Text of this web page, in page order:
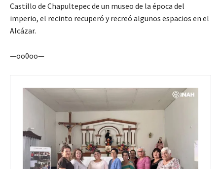
Castillo de Chapultepec de un museo de la época del
imperio, el recinto recuperó y recreó algunos espacios en el
Alcázar.
—oo0oo—